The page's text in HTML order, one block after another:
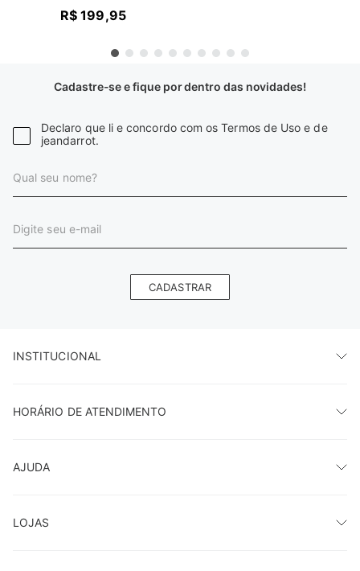
R$ 199,95
Cadastre-se e fique por dentro das novidades!
Declaro que li e concordo com os Termos de Uso e de
jeandarrot.
CADASTRAR
INSTITUCIONAL
HORÁRIO DE ATENDIMENTO
AJUDA
LOJAS